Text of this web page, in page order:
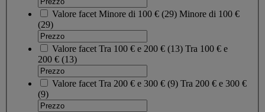
Valore facet Minore di 100 € (29) Minore di 100 €
(29)
Valore facet Tra 100 € e 200 € (13) Tra 100 € e
200 € (13)
Valore facet Tra 200 € e 300 € (9) Tra 200 € e 300 €
(9)